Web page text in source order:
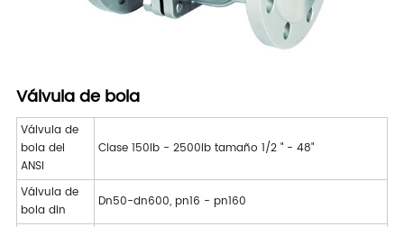
Válvula de bola
Válvula de
bola del
ANSI
Clase 150lb - 2500lb tamaño 1/2 " - 48"
Válvula de
bola din
Dn50-dn600, pn16 - pn160